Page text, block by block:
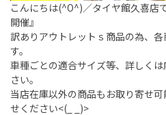
こんにちは(^O^)／タイヤ館久喜店
開催』
訳ありアウトレットｓ商品の為、
す。
車種ごとの適合サイズ等、詳しく
さい。
当店在庫以外の商品もお取り寄せ
せください<(_ _)>